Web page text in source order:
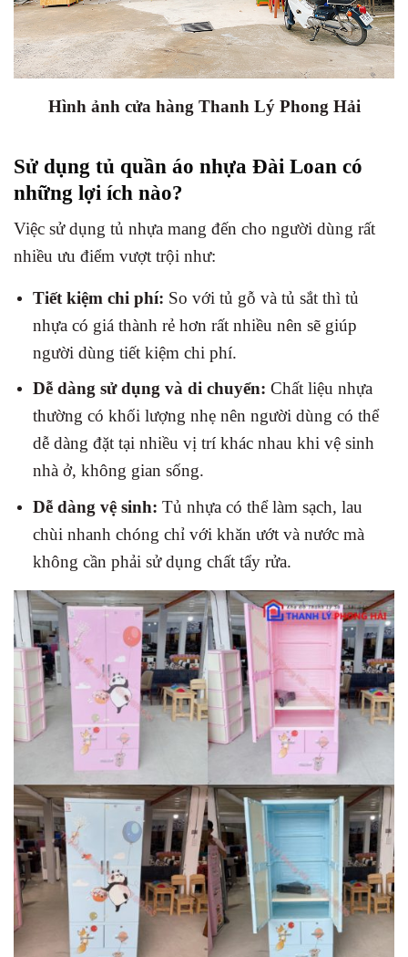
Hình ảnh cửa hàng Thanh Lý Phong Hải
Sử dụng tủ quần áo nhựa Đài Loan có
những lợi ích nào?
Việc sử dụng tủ nhựa mang đến cho người dùng rất
nhiều ưu điểm vượt trội như:
Tiết kiệm chi phí: So với tủ gỗ và tủ sắt thì tủ
nhựa có giá thành rẻ hơn rất nhiều nên sẽ giúp
người dùng tiết kiệm chi phí.
Dễ dàng sử dụng và di chuyển: Chất liệu nhựa
thường có khối lượng nhẹ nên người dùng có thể
dễ dàng đặt tại nhiều vị trí khác nhau khi vệ sinh
nhà ở, không gian sống.
Dễ dàng vệ sinh: Tủ nhựa có thể làm sạch, lau
chùi nhanh chóng chỉ với khăn ướt và nước mà
không cần phải sử dụng chất tẩy rửa.